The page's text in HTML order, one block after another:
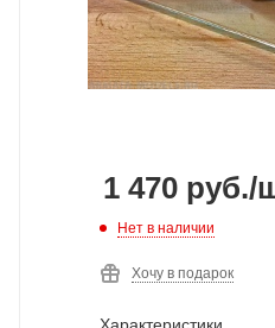
1 470 руб./
Нет в наличии
Хочу в подарок
Характеристики